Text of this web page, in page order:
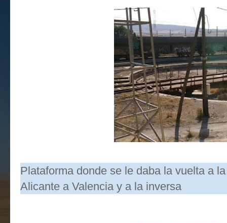
Plataforma donde se le daba la vuelta a
Alicante a Valencia y a la inversa